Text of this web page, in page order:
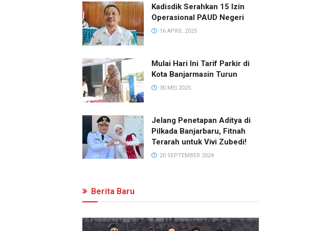
Kadisdik Serahkan 15 Izin
Operasional PAUD Negeri
16 APRIL 2025
Mulai Hari Ini Tarif Parkir di
Kota Banjarmasin Turun
30 MEI 2025
Jelang Penetapan Aditya di
Pilkada Banjarbaru, Fitnah
Terarah untuk Vivi Zubedi!
20 SEPTEMBER 2024
Berita Baru